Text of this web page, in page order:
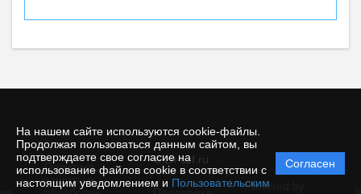
На нашем сайте используются cookie-файлы.
Продолжая пользоваться данным сайтом, вы
подтверждаете свое согласие на
использование файлов cookie в соответствии с
настоящим уведомлением и Пользовательским
Согласен
© zh-szf.ru
Политика
защиты и
Powered by